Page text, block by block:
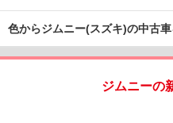
色からジムニー(スズキ)の中古
ジムニーの